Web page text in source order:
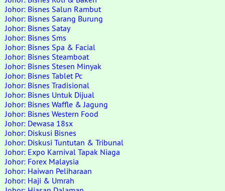
Johor: Bisnes Salun Rambut
Johor: Bisnes Sarang Burung
Johor: Bisnes Satay
Johor: Bisnes Sms
Johor: Bisnes Spa & Facial
Johor: Bisnes Steamboat
Johor: Bisnes Stesen Minyak
Johor: Bisnes Tablet Pc
Johor: Bisnes Tradisional
Johor: Bisnes Untuk Dijual
Johor: Bisnes Waffle & Jagung
Johor: Bisnes Western Food
Johor: Dewasa 18sx
Johor: Diskusi Bisnes
Johor: Diskusi Tuntutan & Tribunal
Johor: Expo Karnival Tapak Niaga
Johor: Forex Malaysia
Johor: Haiwan Peliharaan
Johor: Haji & Umrah